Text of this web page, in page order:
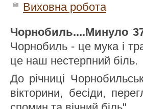
Виховна робота
Чорнобиль....Минуло
Чорнобиль - це мука і
це наш нестерпний біль.
До річниці
вікторини, бесіди,